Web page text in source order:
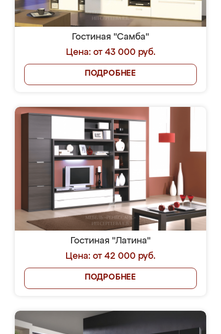
Гостиная "Самба"
Цена: от 43 000 руб.
ПОДРОБНЕЕ
Гостиная "Латина"
Цена: от 42 000 руб.
ПОДРОБНЕЕ